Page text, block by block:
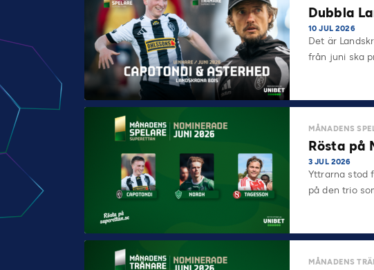
Dubbla
10 JUL 2026
Det är
från juni ska
MÅNADENS
Rösta på
3 JUL 2026
Yttrarna stod
på den trio
MÅNADENS